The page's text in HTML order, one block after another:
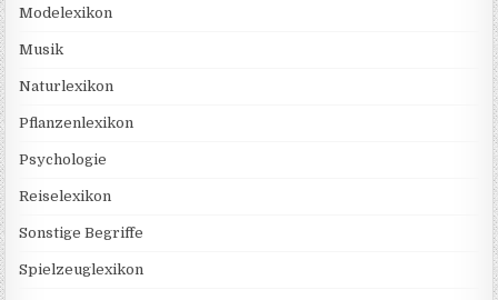
Modelexikon
Musik
Naturlexikon
Pflanzenlexikon
Psychologie
Reiselexikon
Sonstige Begriffe
Spielzeuglexikon